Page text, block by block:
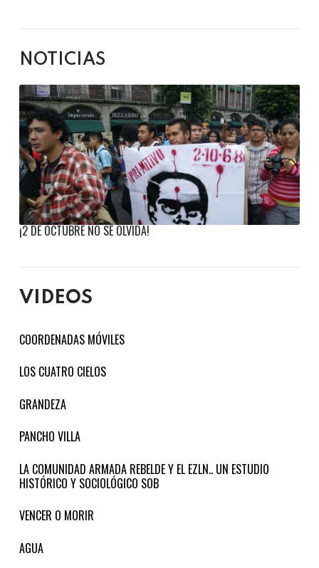
NOTICIAS
¡2 DE OCTUBRE NO SE OLVIDA!
VIDEOS
COORDENADAS MÓVILES
LOS CUATRO CIELOS
GRANDEZA
PANCHO VILLA
LA COMUNIDAD ARMADA REBELDE Y EL EZLN.. UN ESTUDIO
HISTÓRICO Y SOCIOLÓGICO SOB
VENCER O MORIR
AGUA